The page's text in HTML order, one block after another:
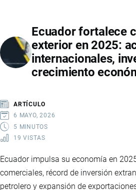
ECUADOR
2026:
RECUPERACIÓN,
INVERSIONES
DEL
SECTOR
ENERGÉTICO
Ecuador fortalece
exterior en 2025:
internacionales,
crecimiento
ARTÍCULO
6 MAYO, 2026
5 MINUTOS
19 VISTAS
Ecuador impulsa su economía en
comerciales, récord de inversión
petrolero y expansión de